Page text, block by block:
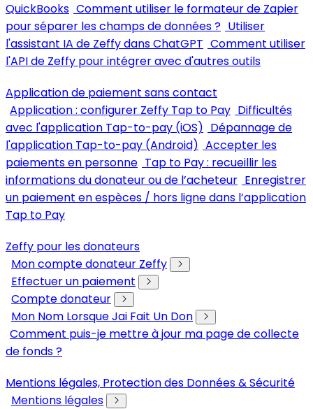
QuickBooks Comment utiliser le formateur de Zapier
pour séparer les champs de données ? Utiliser
l'assistant IA de Zeffy dans ChatGPT Comment utiliser
l'API de Zeffy pour intégrer avec d'autres outils
Application de paiement sans contact
Application : configurer Zeffy Tap to Pay Difficultés
avec l'application Tap-to-pay (iOS) Dépannage de
l'application Tap-to-pay (Android) Accepter les
paiements en personne Tap to Pay : recueillir les
informations du donateur ou de l’acheteur Enregistrer
un paiement en espèces / hors ligne dans l’application
Tap to Pay
Zeffy pour les donateurs
Mon compte donateur Zeffy
Effectuer un paiement
Compte donateur
Mon Nom Lorsque Jai Fait Un Don
Comment puis-je mettre à jour ma page de collecte
de fonds ?
Mentions légales, Protection des Données & Sécurité
Mentions légales